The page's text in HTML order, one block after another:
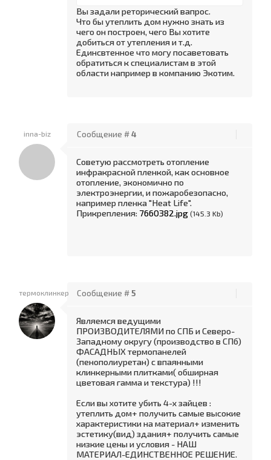
Вы задали реторический вапрос.
Что бы утеплить дом нужно знать из
чего он построен, чего Вы хотите
добиться от утепления и т.д.
Единсвтенное что могу посаветовать
обратиться к специалистам в этой
области например в компанию Экотим.
inna-biz Сообщение #4
Советую рассмотреть отопление
инфракрасной пленкой, как основное
отопление, экономично по
электроэнергии, и пожаробезопасно,
например пленка "Heat Life".
Прикрепления: 7660382.jpg (145.3 Kb)
термоклинкер Сообщение #5
Являемся ведущими
ПРОИЗВОДИТЕЛЯМИ по СПБ и Северо-
Западному округу (производство в СПб)
ФАСАДНЫХ термопанелей
(пенополиуретан) с впаянными
клинкерными плитками( обширная
цветовая гамма и текстура) !!!
Если вы хотите убить 4-х зайцев :
утеплить дом+ получить самые высокие
характеристики на материал+ изменить
эстетику(вид) здания+ получить самые
низкие цены и условия - НАШ
МАТЕРИАЛ-ЕДИНСТВЕННОЕ РЕШЕНИЕ.